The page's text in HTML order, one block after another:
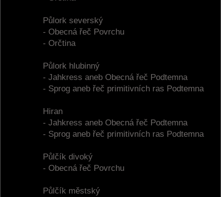
Půlork severský
- Obecná řeč Povrchu
- Orčtina
Půlork hlubinný
- Jahkress aneb Obecná řeč Podtemna
- Sprog aneb řeč primitivních ras Podtemna
Hiran
- Jahkress aneb Obecná řeč Podtemna
- Sprog aneb řeč primitivních ras Podtemna
Půlčík divoký
- Obecná řeč Povrchu
Půlčík městský